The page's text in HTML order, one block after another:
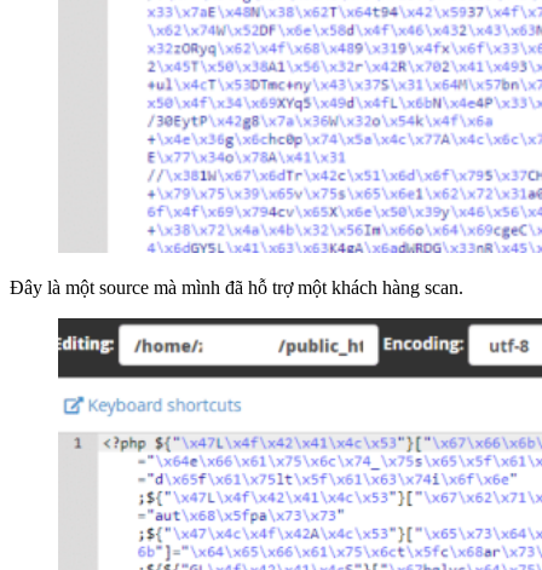
Đây là một source mà mình đã hỗ trợ một khách hàng scan.